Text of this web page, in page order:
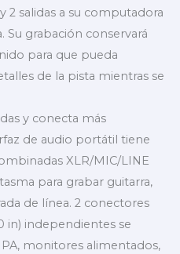
2 salidas a su computadora
Su grabación conservará
para que pueda
de la pista mientras se
y conecta más
de audio portátil tiene
XLR/MIC/LINE
para grabar guitarra,
de línea. 2 conectores
in) independientes se
monitores alimentados,